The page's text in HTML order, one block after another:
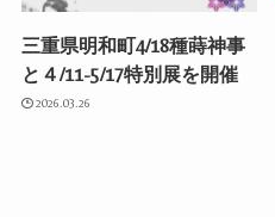
三重県明和町4/18種蒔神事
と４/11-5/17特別展を開催
2026.03.26